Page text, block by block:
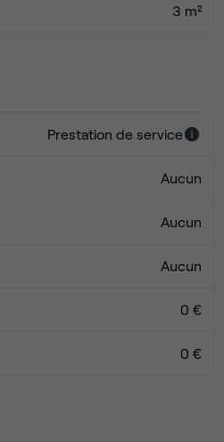
3 m²
Prestation de service
Aucun
Aucun
Aucun
0 €
0 €